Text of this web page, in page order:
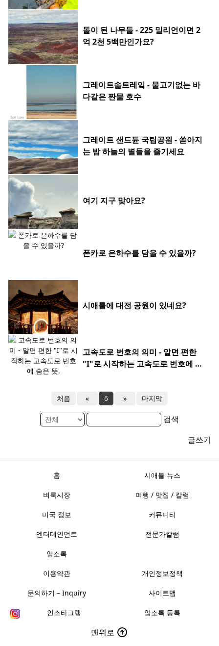
돌이 된 나무들 - 225 밀리언이면 2
억 2천 5백만인가요?
그레이트솔트레잌 - 물고기없는 바
다같은 짠물 호수
그레이트 샌드듄 국립공원 - 쏟아지
는 밤 하늘의 별들을 즐기세요
여기 지구 맞아요?
폰카로 은하수를 담을 수 있을까?
시애틀에 대전 공원이 있네요?
고속도로 번호의 의미 - 알면 편한
"I"로 시작하는 고속도로 번호에 숨
처음 « 6 » 마지막
검색
글쓰기
홈 시애틀 뉴스
벼룩시장 여행 / 맛집 / 칼럼
미국 정보 커뮤니티
엔터테인먼트 전문가칼럼
업소록
이용약관 개인정보정책
문의하기 – Inquiry 사이트맵
인스타그램 업소록 등록
맨위로